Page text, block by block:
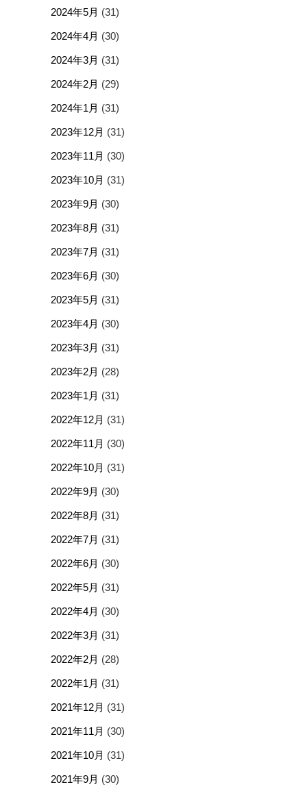
2024年5月 (31)
2024年4月 (30)
2024年3月 (31)
2024年2月 (29)
2024年1月 (31)
2023年12月 (31)
2023年11月 (30)
2023年10月 (31)
2023年9月 (30)
2023年8月 (31)
2023年7月 (31)
2023年6月 (30)
2023年5月 (31)
2023年4月 (30)
2023年3月 (31)
2023年2月 (28)
2023年1月 (31)
2022年12月 (31)
2022年11月 (30)
2022年10月 (31)
2022年9月 (30)
2022年8月 (31)
2022年7月 (31)
2022年6月 (30)
2022年5月 (31)
2022年4月 (30)
2022年3月 (31)
2022年2月 (28)
2022年1月 (31)
2021年12月 (31)
2021年11月 (30)
2021年10月 (31)
2021年9月 (30)